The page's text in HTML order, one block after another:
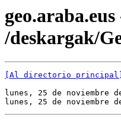
geo.araba.eus
/deskargak/
[Al directorio principal]
lunes, 25 de
lunes, 25 de